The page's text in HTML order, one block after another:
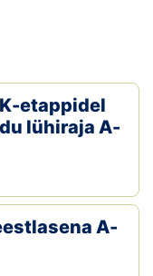
etappidel
lühiraja A-
A-